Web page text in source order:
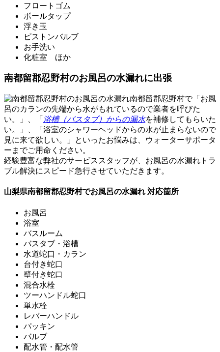
フロートゴム
ボールタップ
浮き玉
ピストンバルブ
お手洗い
化粧室 ほか
南都留郡忍野村のお風呂の水漏れに出張
南都留郡忍野村で「お風
呂のカランの先端から水がもれているので業者を呼びた
い。」、「 浴槽（バスタブ）からの漏水を補修してもらいた
い。」、「浴室のシャワーヘッドからの水が止まらないので
見に来て欲しい。」といったお悩みは、ウォーターサポータ
ーまでご用命ください。
経験豊富な弊社のサービススタッフが、お風呂の水漏れトラ
ブル解決にスピード急行させていただきます。
山梨県南都留郡忍野村でお風呂の水漏れ 対応箇所
お風呂
浴室
バスルーム
バスタブ・浴槽
水道蛇口・カラン
台付き蛇口
壁付き蛇口
混合水栓
ツーハンドル蛇口
単水栓
レバーハンドル
パッキン
バルブ
配水管・配水管